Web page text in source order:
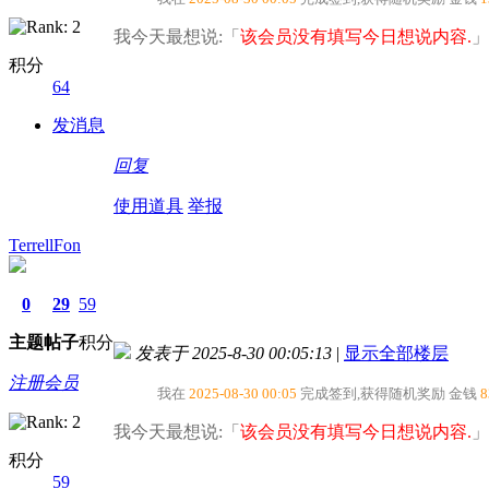
积分
64
发消息
我今天最想说:「 该会员没有填写今日想说内容.
回复
使用道具 举报
TerrellFon
0
主题
29
帖子
59
积分
注册会员
积分
59
发表于 2025-8-30 00:05:13 | 显示全部楼层
我在 2025-08-30 00:05 完成签到,获得随机奖励 金钱
我今天最想说:「 该会员没有填写今日想说内容.